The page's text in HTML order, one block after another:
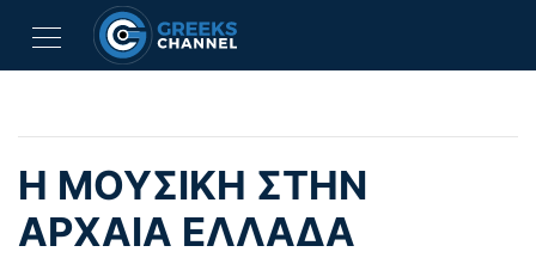
Η ΜΟΥΣΙΚΉ ΣΤΗΝ
ΑΡΧΑΊΑ ΕΛΛΆΔΑ